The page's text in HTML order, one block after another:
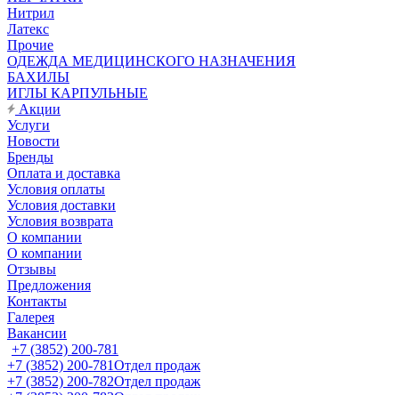
Нитрил
Латекс
Прочие
ОДЕЖДА МЕДИЦИНСКОГО НАЗНАЧЕНИЯ
БАХИЛЫ
ИГЛЫ КАРПУЛЬНЫЕ
Акции
Услуги
Новости
Бренды
Оплата и доставка
Условия оплаты
Условия доставки
Условия возврата
О компании
О компании
Отзывы
Предложения
Контакты
Галерея
Вакансии
+7 (3852) 200-781
+7 (3852) 200-781Отдел продаж
+7 (3852) 200-782Отдел продаж